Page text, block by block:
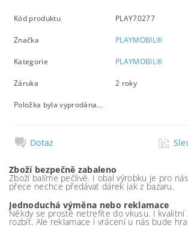
Kód produktu PLAY70277
Značka PLAYMOBIL®
Kategorie PLAYMOBIL®
Záruka 2 roky
Položka byla vyprodána...
Dotaz
Zboží bezpečně zabaleno
Zboží balíme pečlivě. I obal výrobku je pro
přece nechce předávat dárek jak z bazaru.
Jednoduchá výměna nebo reklamace
Někdy se prostě netrefíte do vkusu. I kvalitní
rozbít. Ale reklamace i vrácení u nás bude